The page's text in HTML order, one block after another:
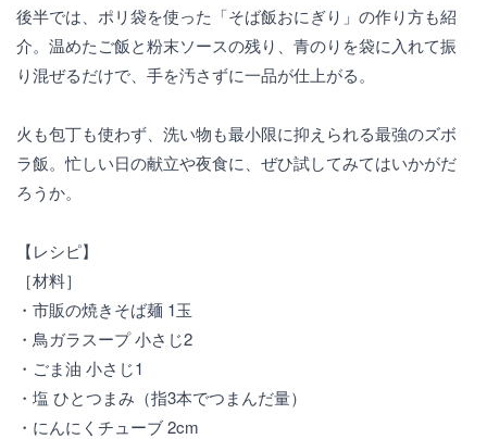
後半では、ポリ袋を使った「そば飯おにぎり」の作り方も紹
介。温めたご飯と粉末ソースの残り、青のりを袋に入れて振
り混ぜるだけで、手を汚さずに一品が仕上がる。
火も包丁も使わず、洗い物も最小限に抑えられる最強のズボ
ラ飯。忙しい日の献立や夜食に、ぜひ試してみてはいかがだ
ろうか。
【レシピ】
［材料］
・市販の焼きそば麺 1玉
・鳥ガラスープ 小さじ2
・ごま油 小さじ1
・塩 ひとつまみ（指3本でつまんだ量）
・にんにくチューブ 2cm